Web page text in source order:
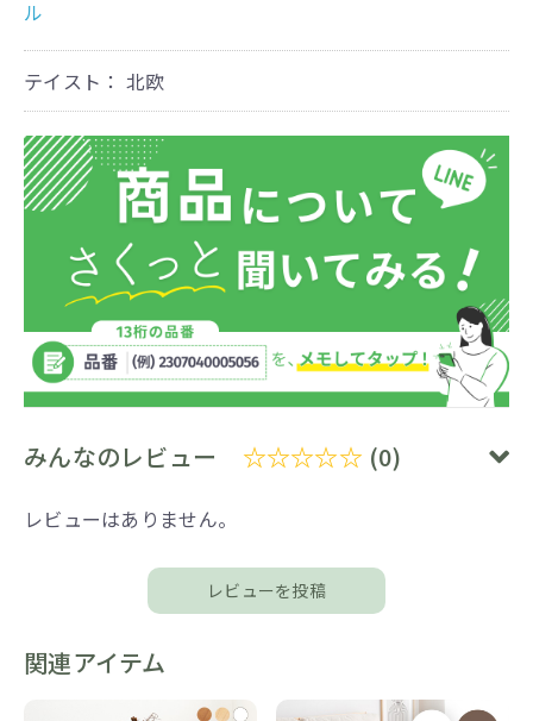
ル
テイスト： 北欧
みんなのレビュー ☆☆☆☆☆ (0)
レビューはありません。
レビューを投稿
関連アイテム